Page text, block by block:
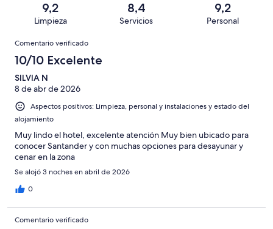
puntuación
puntuación
Normal
una
puntuación
Mediocre
306
una
puntuación
de
9,2
Limpieza
8,4
Servicios
9,2
Personal
Comentarios
Comentario verificado
10/10 Excelente
SILVIA N
8 de abr de 2026
Aspectos positivos: Limpieza, personal y instalaciones y estado del
alojamiento
Muy lindo el hotel, excelente atención Muy bien ubicado para
conocer Santander y con muchas opciones para desayunar y
cenar en la zona
Se alojó 3 noches en abril de 2026
0
Comentario verificado